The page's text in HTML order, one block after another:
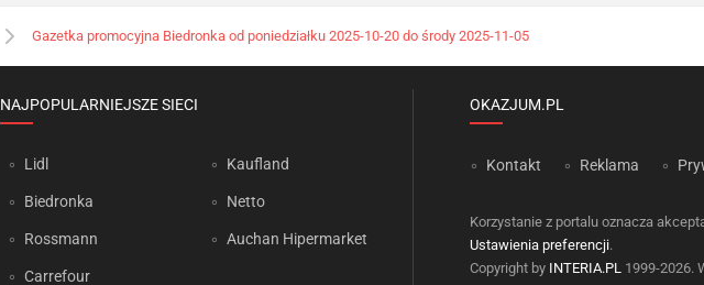
Gazetka promocyjna Biedronka od poniedziałku 2025-10-20 do środy 2025-11-05
NAJPOPULARNIEJSZE SIECI
Lidl
Biedronka
Rossmann
Carrefour
Kaufland
Netto
Auchan Hipermarket
OKAZJUM.PL
Kontakt Reklama
Korzystanie z portalu oznacza
Ustawienia preferencji.
Copyright by INTERIA.PL 1999-2026.